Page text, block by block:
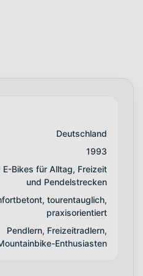
Deutschland
1993
E-Bikes für Alltag, Freizeit
und Pendelstrecken
tourentauglich,
praxisorientiert
Pendlern, Freizeitradlern,
Enthusiasten